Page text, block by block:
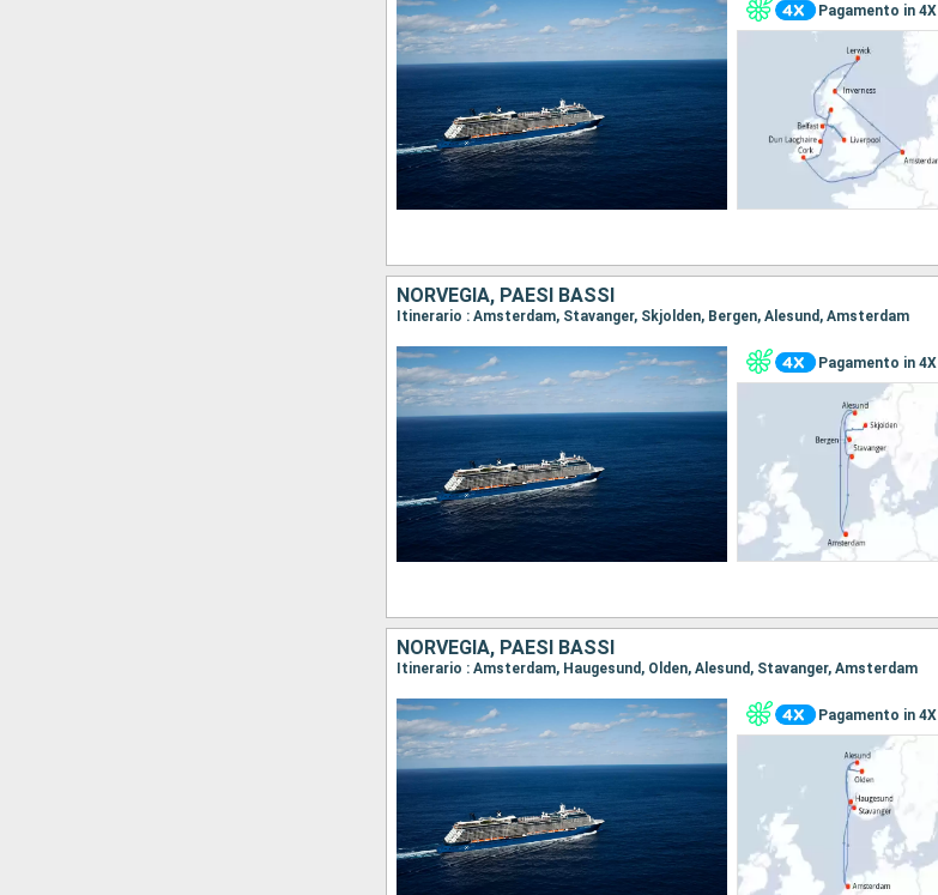
Pagamento in 4X
NORVEGIA, PAESI BASSI
Itinerario : Amsterdam, Stavanger, Skjolden, Bergen, Alesund, Amsterdam
Pagamento in 4X
NORVEGIA, PAESI BASSI
Itinerario : Amsterdam, Haugesund, Olden, Alesund, Stavanger, Amsterdam
Pagamento in 4X